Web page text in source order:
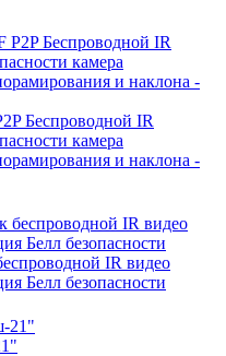
Беспроводной IR
камера
и наклона -
IR видео
Белл безопасности